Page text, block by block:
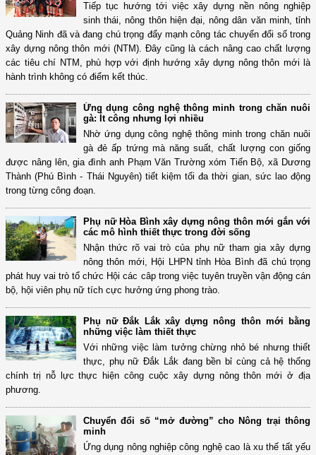
Tiếp tục hướng tới việc xây dựng nền nông nghiệp
sinh thái, nông thôn hiện đại, nông dân văn minh, tỉnh
Quảng Ninh đã và đang chú trọng đẩy mạnh công tác chuyển đổi số trong
xây dựng nông thôn mới (NTM). Đây cũng là cách nâng cao chất lượng
các tiêu chí NTM, phù hợp với định hướng xây dựng nông thôn mới là
hành trình không có điểm kết thúc.
Ứng dụng công nghệ thông minh trong chăn nuôi
gà: Ít công nhưng lợi nhiều
Nhờ ứng dụng công nghệ thông minh trong chăn nuôi
gà đẻ ấp trứng mà năng suất, chất lượng con giống
được nâng lên, gia đình anh Phạm Văn Trường xóm Tiến Bộ, xã Dương
Thành (Phú Bình - Thái Nguyên) tiết kiệm tối đa thời gian, sức lao động
trong từng công đoạn.
Phụ nữ Hòa Bình xây dựng nông thôn mới gắn với
các mô hình thiết thực trong đời sống
Nhận thức rõ vai trò của phụ nữ tham gia xây dựng
nông thôn mới, Hội LHPN tỉnh Hòa Bình đã chú trọng
phát huy vai trò tổ chức Hội các câp trong việc tuyên truyền vận động cán
bộ, hội viên phụ nữ tích cực hưởng ứng phong trào.
Phụ nữ Đắk Lắk xây dựng nông thôn mới bằng
những việc làm thiết thực
Với những việc làm tưởng chừng nhỏ bé nhưng thiết
thực, phụ nữ Đắk Lắk đang bền bỉ cùng cả hệ thống
chính trị nỗ lực thực hiện công cuộc xây dựng nông thôn mới ở địa
phương.
Chuyển đổi số “mở đường” cho Nông trại thông
minh
Ứng dụng nông nghiệp công nghệ cao là xu thế tất yếu